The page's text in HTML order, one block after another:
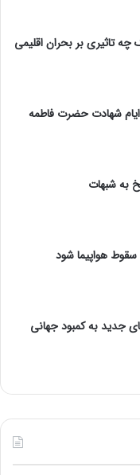
یا به سرقت رفته
باشد چون درآن شرایط تا
وجود ندارد.
در گوشی‌های
چه تاثیری بر بحران اقلیمی
شهادت حضرت فاطمه
به شبهات
جدید به کمبود جهانی